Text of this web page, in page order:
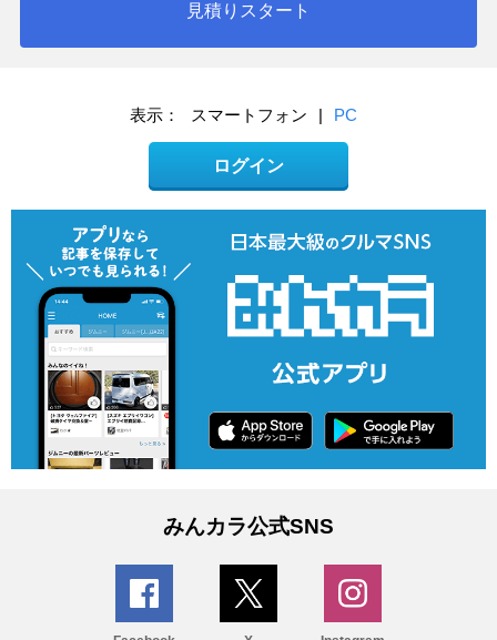
見積りスタート
表示： スマートフォン | PC
ログイン
みんカラ公式SNS